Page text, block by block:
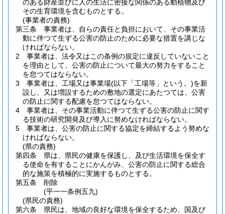
のある財産並びに人の生活に密接な関係のある動植物及び
その生育環境を含むものとする。
(事業者の責務)
第三条
事業者は、自らの責任と負担において、その事業活
動に伴つて生ずる公害の防止のために必要な措置を講じな
ければならない。
2
事業者は、法令又はこの条例の規定に違反していないこと
を理由として、公害の防止について最大の努力をすること
を怠つてはならない。
3
事業者は、工場又は事業場(以下「工場等」という。)を新
設し、又は増設するための敷地の選定にあたつては、公害
の防止に関する配慮を怠つてはならない。
4
事業者は、その事業活動に伴つて生ずる公害の防止に関す
る技術の研究開発及び導入に努めなければならない。
5
事業者は、公害の防止に関する協定を締結するよう努めな
ければならない。
(県の責務)
第四条
県は、県民の健康を保護し、及び生活環境を保全す
る使命を有することにかんがみ、公害の防止に関する総合
的な施策を積極的に実施するものとする。
第五条
削除
(平一一条例五九)
(県民の責務)
第六条
県民は、地域の良好な環境を保全するため、国及び